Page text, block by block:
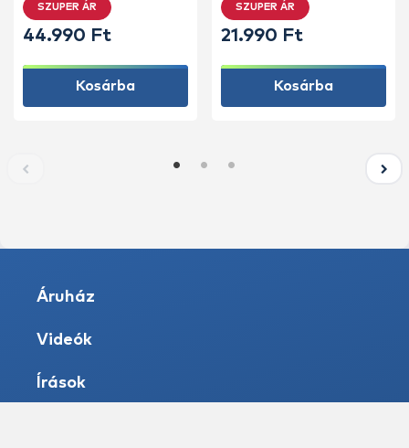
SZUPER ÁR
44.990 Ft
Kosárba
SZUPER ÁR
21.990 Ft
Kosárba
Áruház
Videók
Írások